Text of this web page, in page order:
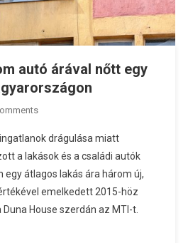
autó árával nőtt egy
drágulása miatt
a lakások és a családi autók
egy átlagos lakás ára három új,
emelkedett 2015-höz
House szerdán az MTI-t.